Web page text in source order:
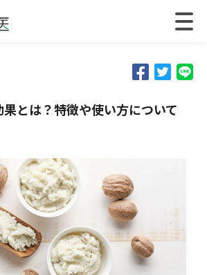
とは？特徴や使い方について